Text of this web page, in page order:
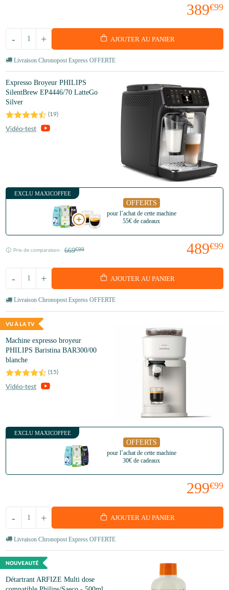
389€99
+
- AJOUTER AU PANIER
Livraison Chronopost Express OFFERTE
Expresso Broyeur PHILIPS
SilentBrew EP4446/70 LatteGo
Silver
(19)
EXCLU MAXICOFFEE
OFFERTS
pour l’achat de cette machine
55€ de cadeaux
489€99
Prix de comparaison : 669€99
+
- AJOUTER AU PANIER
Livraison Chronopost Express OFFERTE
Machine expresso broyeur
PHILIPS Baristina BAR300/00
blanche
(15)
EXCLU MAXICOFFEE
OFFERTS
pour l’achat de cette machine
30€ de cadeaux
299€99
+
- AJOUTER AU PANIER
Livraison Chronopost Express OFFERTE
Détartrant ARFIZE Multi dose